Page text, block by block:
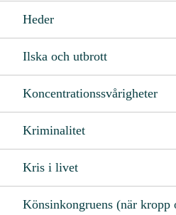
Heder
Ilska och utbrott
Koncentrationssvårigheter
Kriminalitet
Kris i livet
Könsinkongruens (när kropp